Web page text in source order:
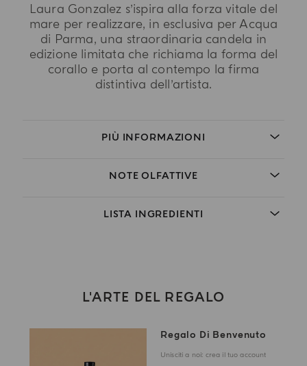
Laura Gonzalez s’ispira alla forza vitale del
mare per realizzare, in esclusiva per Acqua
di Parma, una straordinaria candela in
edizione limitata che richiama la forma del
corallo e porta al contempo la firma
distintiva dell’artista.
PIÙ INFORMAZIONI
NOTE OLFATTIVE
LISTA INGREDIENTI
L'ARTE DEL REGALO
Regalo Di Benvenuto
Unisciti a noi: crea il tuo account